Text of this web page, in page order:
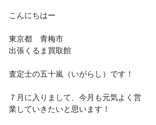
こんにちはー
東京都　青梅市
出張くるま買取館
査定士の五十嵐（いがらし）です！
７月に入りまして、今月も元気よく営
業していきたいと思います！